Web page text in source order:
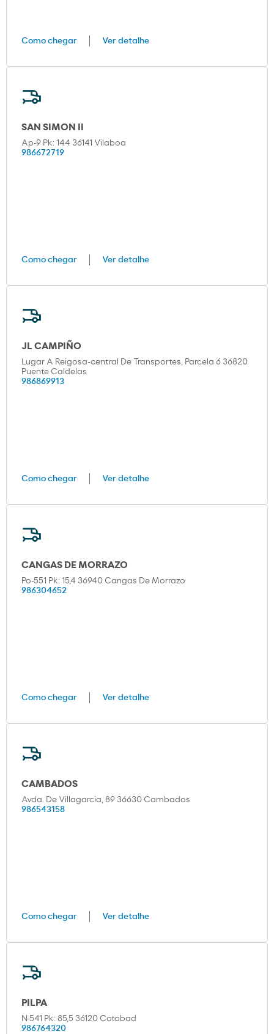
Como chegar Ver detalhe
SAN SIMON II
Ap-9 Pk: 144 36141 Vilaboa
986672719
Como chegar Ver detalhe
JL CAMPIÑO
Lugar A Reigosa-central De Transportes, Parcela 6 36820
Puente Caldelas
986869913
Como chegar Ver detalhe
CANGAS DE MORRAZO
Po-551 Pk: 15,4 36940 Cangas De Morrazo
986304652
Como chegar Ver detalhe
CAMBADOS
Avda. De Villagarcia, 89 36630 Cambados
986543158
Como chegar Ver detalhe
PILPA
N-541 Pk: 85,5 36120 Cotobad
986764320